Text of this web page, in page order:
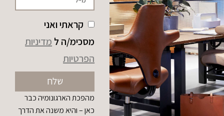
קראתי ואני
מסכימ/ה ל מדיניות
הפרטיות
שלח
מהפכת הארגונומיה כבר
כאן – והיא משנה את הדרך